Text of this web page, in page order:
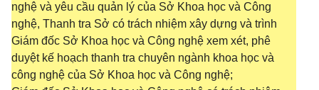
nghệ và yêu cầu quản lý của Sở Khoa học và Công
nghệ, Thanh tra Sở có trách nhiệm xây dựng và trình
Giám đốc Sở Khoa học và Công nghệ xem xét, phê
duyệt kế hoạch thanh tra chuyên ngành khoa học và
công nghệ của Sở Khoa học và Công nghệ;